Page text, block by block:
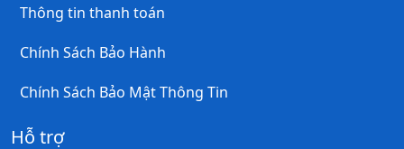
Thông tin thanh toán
Chính Sách Bảo Hành
Chính Sách Bảo Mật Thông Tin
Hỗ trợ